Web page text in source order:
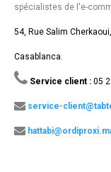
spécialistes de l'e-
54, Rue Salim
Casablanca.
Service client : 05
service-